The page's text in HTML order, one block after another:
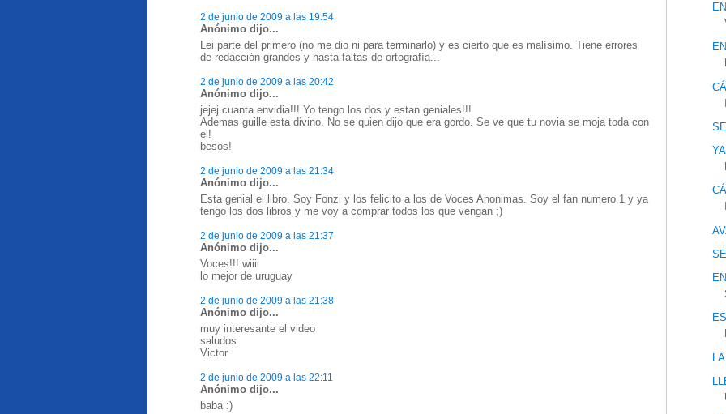
2 de junio de 2009 a las 19:54
Anónimo dijo...
Lei parte del primero (no me dio ni para terminarlo) y es cierto que es malísimo. Tiene errores
de redacción grandes y hasta faltas de ortografía...
2 de junio de 2009 a las 20:42
Anónimo dijo...
jejej cuanta envidia!!! Yo tengo los dos y estan geniales!!!
Ademas guille esta divino. No se quien dijo que era gordo. Se ve que tu novia se moja toda con
el!
besos!
2 de junio de 2009 a las 21:34
Anónimo dijo...
Esta genial el libro. Soy Fonzi y los felicito a los de Voces Anonimas. Soy el fan numero 1 y ya
tengo los dos libros y me voy a comprar todos los que vengan ;)
2 de junio de 2009 a las 21:37
Anónimo dijo...
Voces!!! wiiii
lo mejor de uruguay
2 de junio de 2009 a las 21:38
Anónimo dijo...
muy interesante el video
saludos
Victor
2 de junio de 2009 a las 22:11
Anónimo dijo...
baba :)